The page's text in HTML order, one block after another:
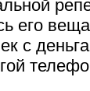
его
с